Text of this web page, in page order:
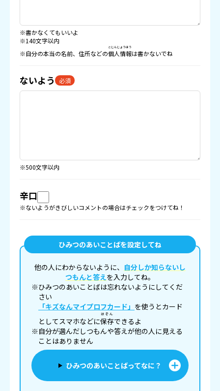
※書かなくてもいいよ
※140文字以内
※自分の本当の名前、住所などの個人情報
こじんじょうほう
は書かないでね
ないよう 必須
※500文字以内
辛口
※ないようがきびしいコメントの場合はチェックをつけてね！
ひみつのあいことばを設定してね
他の人にわからないように、 自分しか知らないし
つもんと答えを入力してね。
※ひみつのあいことばは忘れないようにしてくだ
さい
「キズなんマイプロフカード」 を使うとカード
としてスマホなどに保存
ほぞん
できるよ
※自分が選んだしつもんや答えが他の人に見える
ことはありません
ひみつのあいことばってなに？